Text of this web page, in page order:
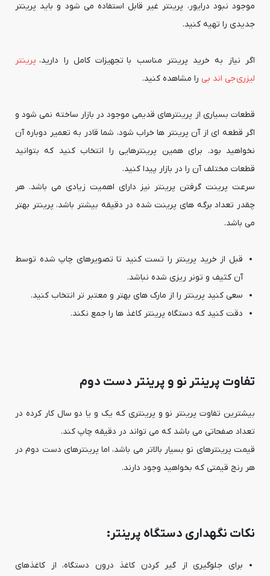
موجود نبود درایور، پرینتر غیر قابل استفاده می شود و باید پرینتر
جدیدی را تهیه کنید.
اگر نیاز به خرید پرینتر مناسب با تجهیزات کامل را دارید، پرینتر
لیزری جی اند بی را مشاهده کنید.
قطعات بسیاری از پرینترهای قدیمی موجود در بازار ساخته نمی شود و
اگر قطعه ای از آن پرینتر ها خراب شود، شما قادر به تعمیر دوباره آن
نخواهید بود. برای همین پرینترهایی را انتخاب کنید که بتوانید
قطعات مختلف آن را در بازار پیدا کنید.
سرعت پرینت گرفتن پرینتر نیز دارای اهمیت زیادی می باشد. هر
چقدر تعداد برگه های پرینت شده در دقیقه بیشتر باشد، پرینتر بهتر
می باشد.
قبل از خرید پرینتر را تست کنید تا تصویرهای چاپ شده توسط
آن کثیف و تونر ریزی شده نباشد.
سعی کنید پرینتر را از مارک های بهتر و معتبر تر انتخاب کنید.
دقت کنید که دستگاه پرینتر کاغذ ها را جمع نکند.
تفاوت پرینتر نو و پرینتر دست دوم
بیشترین تفاوت پرینتر نو و پرینتری که یک و یا دو سال کار کرده در
تعداد صفحاتی می باشد که می تواند در دقیقه چاپ کند.
قیمت پرینترهای نو بسیار بالاتر می باشد، اما پرینترهای دست دوم در
هر رنج قیمتی که بخواهید وجود دارند.
نکات نگهداری دستگاه پرینتر:
برای جلوگیری از گیر کردن کاغذ درون دستگاه، از کاغذهای